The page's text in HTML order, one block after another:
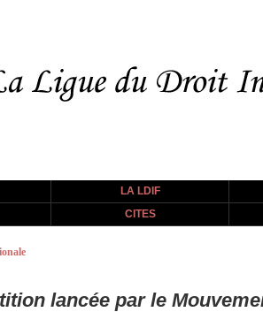
LA LDIF
CITES
lancée par le